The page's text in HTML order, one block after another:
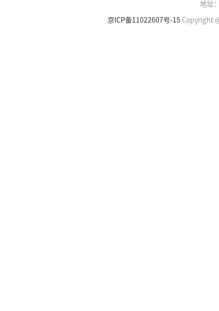
地址
京ICP备11022607号-15 Copyright